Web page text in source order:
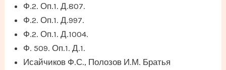
Ф.2. Оп.1. Д.807.
Ф.2. Оп.1. Д.997.
Ф.2. Оп.1. Д.1004.
Ф. 509. Оп.1. Д.1.
Исайчиков Ф.С., Полозов И.М. Братья